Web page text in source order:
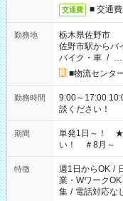
交通費 ■ 交通
勤務地
栃木県佐野市
佐野市駅からバ
バイク・車 / …
■物流センタ
勤務時間
9:00～17:00 10:00～19:00
談ください！
期間
単発1日～！ ★
い！ ＃8月～
特徴 週1日からOK /
業・WワークOK
集 / 電話対応な